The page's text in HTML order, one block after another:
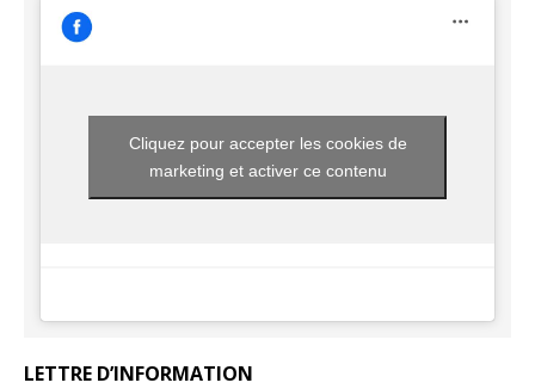
Cliquez pour accepter les cookies de
marketing et activer ce contenu
LETTRE D’INFORMATION